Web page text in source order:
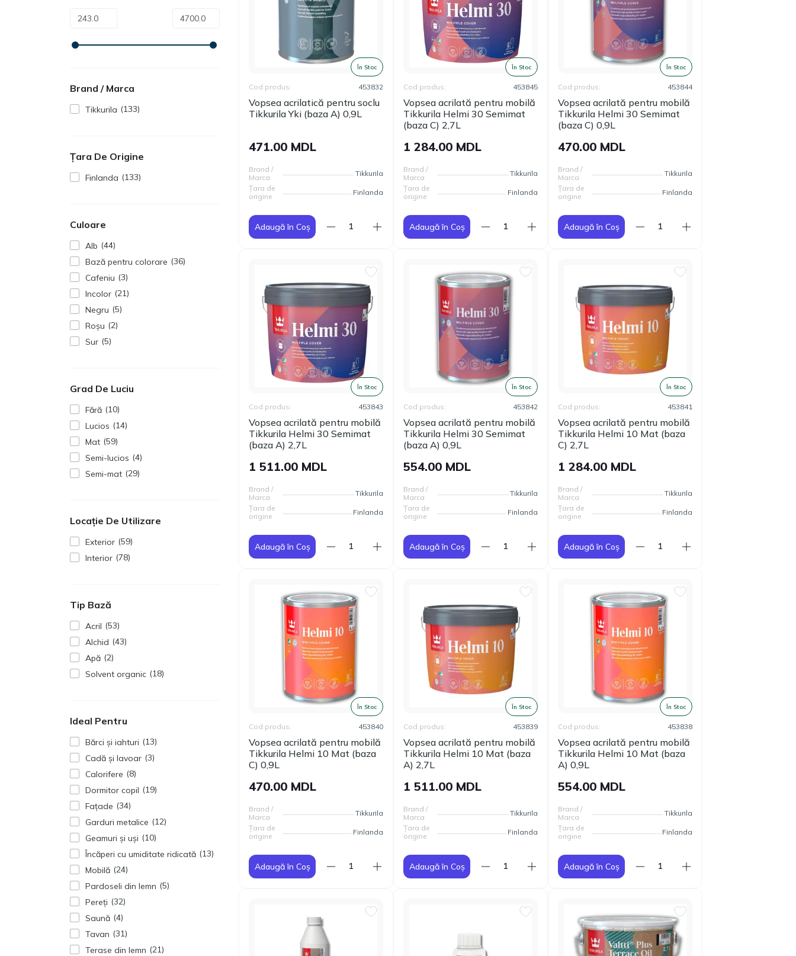
Cod produs:
Vopsea Email Sniezka
Supermal alb lucios 0,8L
180.00
MDL
Cod produs: T00024
Gips-carton Knauf
1200x2500x12.5mm
Brand / Marca
Tikkurila 133
Țara De Origine
Finlanda 133
Culoare
Alb
44
Bază pentru colorare
36
Cafeniu
3
Incolor 21
Negru
5
Roșu
2
Sur 5
Grad De Luciu
Fără
10
Lucios
14
Mat 59
Semi-lucios
4
Semi-mat 29
Locație De Utilizare
Exterior 59
Interior 78
Tip Bază
Acril
53
Alchid
43
Apă 2
Solvent organic
18
Ideal Pentru
Bărci și iahturi
13
Cadă și lavoar 3
Calorifere
8
Dormitor copil
19
Fațade
34
Garduri metalice
12
Geamuri și uși
10
Încăperi cu umiditate ridicată
13
Mobilă 24
Pardoseli din lemn
5
Pereți
32
Saună 4
Tavan
31
Terase din lemn
21
În Stoc
Vopsea acrilatică pentru soclu
Tikkurila Yki (baza A) 0,9L
Cod produs: 453832
471.00 MDL
Brand /
Marca
Tikkurila
Țara de
origine
Finlanda
Adaugă în Coș
În Stoc
Vopsea acrilată pentru mobilă
Tikkurila Helmi 30 Semimat
(baza C) 2,7L
Cod produs: 453845
1 284.00 MDL
Brand /
Marca
Tikkurila
Țara de
origine
Finlanda
Adaugă în Coș
În Stoc
Vopsea acrilată pentru mobilă
Tikkurila Helmi 30 Semimat
(baza C) 0,9L
Cod produs: 453844
470.00 MDL
Brand /
Marca
Tikkurila
Țara de
origine
Finlanda
Adaugă în Coș
În Stoc
Vopsea acrilată pentru mobilă
Tikkurila Helmi 30 Semimat
(baza A) 2,7L
Cod produs: 453843
1 511.00 MDL
Brand /
Marca
Tikkurila
Țara de
origine
Finlanda
Adaugă în Coș
În Stoc
Vopsea acrilată pentru mobilă
Tikkurila Helmi 30 Semimat
(baza A) 0,9L
Cod produs: 453842
554.00 MDL
Brand /
Marca
Tikkurila
Țara de
origine
Finlanda
Adaugă în Coș
În Stoc
Vopsea acrilată pentru mobilă
Tikkurila Helmi 10 Mat (baza
C) 2,7L
Cod produs: 453841
1 284.00 MDL
Brand /
Marca
Tikkurila
Țara de
origine
Finlanda
Adaugă în Coș
În Stoc
Vopsea acrilată pentru mobilă
Tikkurila Helmi 10 Mat (baza
C) 0,9L
Cod produs: 453840
470.00 MDL
Brand /
Marca
Tikkurila
Țara de
origine
Finlanda
Adaugă în Coș
În Stoc
Vopsea acrilată pentru mobilă
Tikkurila Helmi 10 Mat (baza
A) 2,7L
Cod produs: 453839
1 511.00 MDL
Brand /
Marca
Tikkurila
Țara de
origine
Finlanda
Adaugă în Coș
În Stoc
Vopsea acrilată pentru mobilă
Tikkurila Helmi 10 Mat (baza
A) 0,9L
Cod produs: 453838
554.00 MDL
Brand /
Marca
Tikkurila
Țara de
origine
Finlanda
Adaugă în Coș